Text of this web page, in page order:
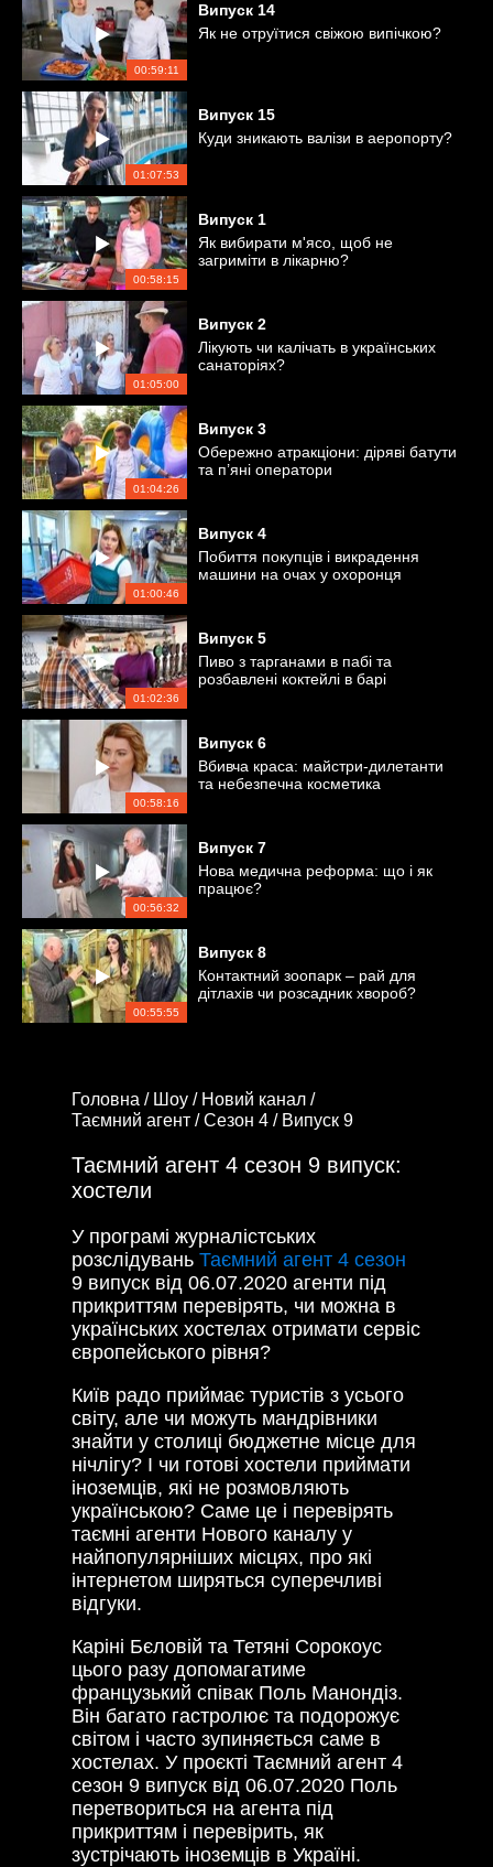
00:59:11
Випуск 14
Як не отруїтися свіжою випічкою?
01:07:53
Випуск 15
Куди зникають валізи в аеропорту?
00:58:15
Випуск 1
Як вибирати м'ясо, щоб не
загриміти в лікарню?
01:05:00
Випуск 2
Лікують чи калічать в українських
санаторіях?
01:04:26
Випуск 3
Обережно атракціони: діряві батути
та п’яні оператори
01:00:46
Випуск 4
Побиття покупців і викрадення
машини на очах у охоронця
01:02:36
Випуск 5
Пиво з тарганами в пабі та
розбавлені коктейлі в барі
00:58:16
Випуск 6
Вбивча краса: майстри-дилетанти
та небезпечна косметика
00:56:32
Випуск 7
Нова медична реформа: що і як
працює?
00:55:55
Випуск 8
Контактний зоопарк – рай для
дітлахів чи розсадник хвороб?
Головна / Шоу / Новий канал /
Таємний агент /Сезон 4 / Випуск 9
Таємний агент 4 сезон 9 випуск:
хостели
У програмі журналістських
розслідувань Таємний агент 4 сезон
9 випуск від 06.07.2020 агенти під
прикриттям перевірять, чи можна в
українських хостелах отримати сервіс
європейського рівня?
Київ радо приймає туристів з усього
світу, але чи можуть мандрівники
знайти у столиці бюджетне місце для
нічлігу? І чи готові хостели приймати
іноземців, які не розмовляють
українською? Саме це і перевірять
таємні агенти Нового каналу у
найпопулярніших місцях, про які
інтернетом ширяться суперечливі
відгуки.
Каріні Бєловій та Тетяні Сорокоус
цього разу допомагатиме
французький співак Поль Манондіз.
Він багато гастролює та подорожує
світом і часто зупиняється саме в
хостелах. У проєкті Таємний агент 4
сезон 9 випуск від 06.07.2020 Поль
перетвориться на агента під
прикриттям і перевірить, як
зустрічають іноземців в Україні.